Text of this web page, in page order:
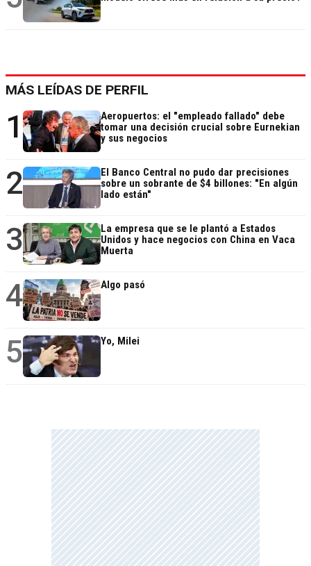
MÁS LEÍDAS DE PERFIL
1
Aeropuertos: el "empleado fallado" debe
tomar una decisión crucial sobre Eurnekian
y sus negocios
2
El Banco Central no pudo dar precisiones
sobre un sobrante de $4 billones: "En algún
lado están"
3
La empresa que se le plantó a Estados
Unidos y hace negocios con China en Vaca
Muerta
4 Algo pasó
5 Yo, Milei